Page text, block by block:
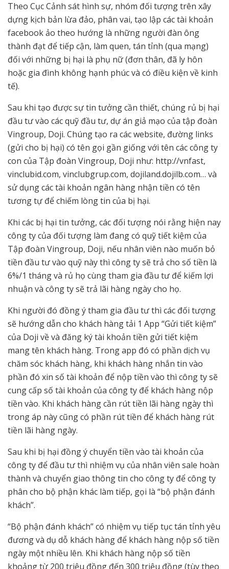
Theo Cục Cảnh sát hình sự, nhóm đối tượng trên xây
dựng kịch bản lừa đảo, phân vai, tạo lập các tài khoản
facebook ảo theo hướng là những người đàn ông
thành đạt để tiếp cận, làm quen, tán tỉnh (qua mạng)
đối với những bị hại là phụ nữ (đơn thân, đã ly hôn
hoặc gia đình không hạnh phúc và có điều kiện về kinh
tế).
Sau khi tạo được sự tin tưởng cần thiết, chúng rủ bị hại
đầu tư vào các quỹ đầu tư, dự án giả mạo của tập đoàn
Vingroup, Doji. Chúng tạo ra các website, đường links
(gửi cho bị hại) có tên gọi gần giống với tên các công ty
con của Tập đoàn Vingroup, Doji như: http://vnfast,
vinclubid.com, vinclubgrup.com, dojiland.dojilb.com… và
sử dụng các tài khoản ngân hàng nhận tiền có tên
tương tự để chiếm lòng tin của bị hại.
Khi các bị hại tin tưởng, các đối tượng nói rằng hiện nay
công ty của đối tượng làm đang có quỹ tiết kiệm của
Tập đoàn Vingroup, Doji, nếu nhân viên nào muốn bỏ
tiền đầu tư vào quỹ này thì công ty sẽ trả cho số tiền là
6%/1 tháng và rủ họ cùng tham gia đầu tư để kiếm lợi
nhuận và công ty sẽ trả lãi hàng ngày cho họ.
Khi người đó đồng ý tham gia đầu tư thì các đối tượng
sẽ hướng dẫn cho khách hàng tải 1 App “Gửi tiết kiệm”
của Doji về và đăng ký tài khoản tiền gửi tiết kiệm
mang tên khách hàng. Trong app đó có phần dịch vụ
chăm sóc khách hàng, khi khách hàng nhắn tin vào
phần đó xin số tài khoản để nộp tiền vào thì công ty sẽ
cung cấp số tài khoản của công ty để khách hàng nộp
tiền vào. Khi khách hàng cần rút tiền lãi hàng ngày thì
trong áp này cũng có phần rút tiền để khách hàng rút
tiền lãi hàng ngày.
Sau khi bị hại đồng ý chuyển tiền vào tài khoản của
công ty để đầu tư thì nhiệm vụ của nhân viên sale hoàn
thành và chuyển giao thông tin cho công ty để công ty
phân cho bộ phận khác làm tiếp, gọi là “bộ phận đánh
khách”.
“Bộ phận đánh khách” có nhiệm vụ tiếp tục tán tỉnh yêu
đương và dụ dỗ khách hàng để khách hàng nộp số tiền
ngày một nhiều lên. Khi khách hàng nộp số tiền
khoảng từ 200 triệu đồng đến 300 triệu đồng (tùy theo